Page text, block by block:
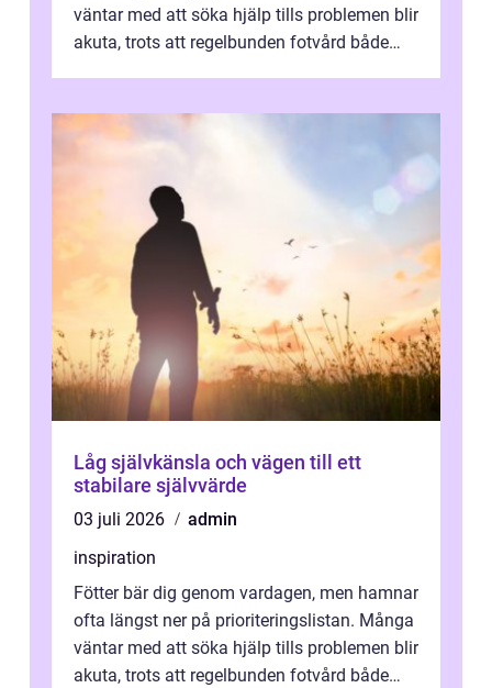
väntar med att söka hjälp tills problemen blir
akuta, trots att regelbunden fotvård både
Låg självkänsla och vägen till ett
stabilare självvärde
03 juli 2026
admin
inspiration
Fötter bär dig genom vardagen, men hamnar
ofta längst ner på prioriteringslistan. Många
väntar med att söka hjälp tills problemen blir
akuta, trots att regelbunden fotvård både